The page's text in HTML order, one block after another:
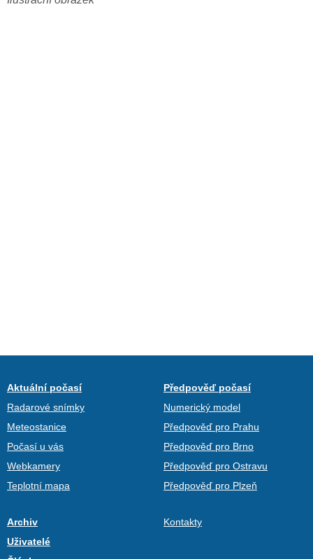
Aktuální počasí
Radarové snímky
Meteostanice
Počasí u vás
Webkamery
Teplotní mapa
Předpověď počasí
Numerický model
Předpověď pro Prahu
Předpověď pro Brno
Předpověď pro Ostravu
Předpověď pro Plzeň
Archiv
Uživatelé
Kontakty